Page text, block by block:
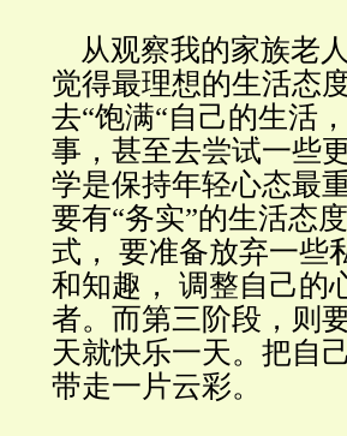
从观察我的家族老
觉得最理想的生活态
去“饱满“自己的生活
事，甚至去尝试一些
学是保持年轻心态最
要有“务实”的生活态
式， 要准备放弃一些
和知趣， 调整自己的
者。而第三阶段，则
天就快乐一天。把自
带走一片云彩。